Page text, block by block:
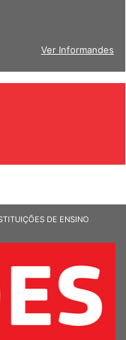
Ver Informandes
DE ENSINO